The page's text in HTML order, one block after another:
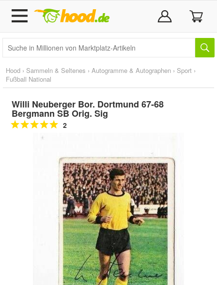
Hood › Sammeln & Seltenes › Autogramme & Autographen › Sport ›
Fußball National
Willi Neuberger Bor. Dortmund 67-68
Bergmann SB Orig. Sig
2